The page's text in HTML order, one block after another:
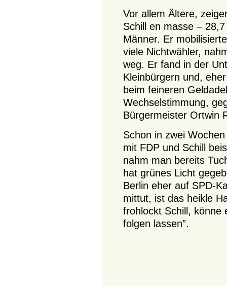
Vor allem Ältere,
Schill en masse –
Männer. Er
viele Nichtwähler,
weg. Er fand in der
Kleinbürgern und,
beim feineren
Wechselstimmung,
Bürgermeister Ortwin
Schon in zwei
mit FDP und Schill
nahm man bereits
hat grünes Licht
Berlin eher auf SPD-
mittut, ist das heikle
frohlockt Schill, könne
folgen lassen”.